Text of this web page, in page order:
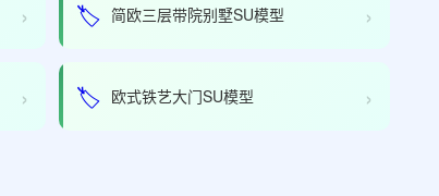
› 🏷️ 简欧三层带院别墅SU模型 ›
› 🏷️ 欧式铁艺大门SU模型 ›